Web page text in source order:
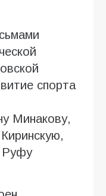
спорта
Минакову,
Руфу